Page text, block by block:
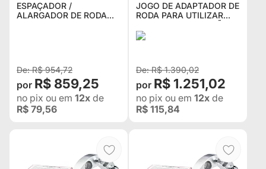
ESPAÇADOR /
ALARGADOR DE RODA
R$ 954,72
R$ 859,25
no pix ou em 12x de
R$ 79,56
JOGO DE ADAPTADOR DE
RODA PARA UTILIZAR
RODAS COM FURAÇÃO
DAKOTA / DODGE 8X165,1
EM VEÍCULOS COM
R$ 1.390,02
R$ 1.251,02
no pix ou em 12x de
R$ 115,84